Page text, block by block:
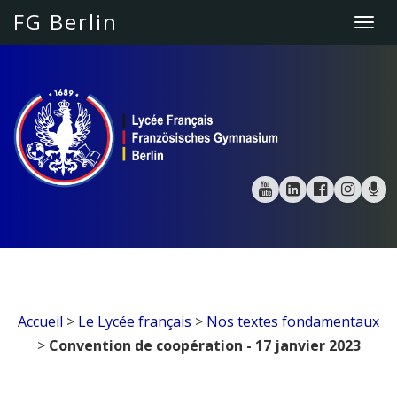
FG Berlin
Accueil > Le Lycée français > Nos textes fondamentaux
> Convention de coopération - 17 janvier 2023